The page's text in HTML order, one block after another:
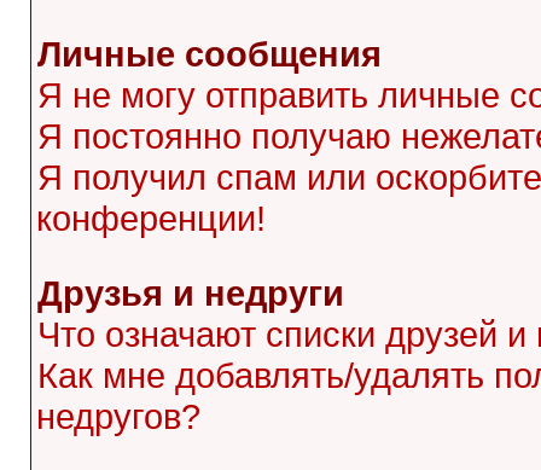
Личные сообщения
Я не могу отправить личные
Я постоянно получаю
Я получил спам или
конференции!
Друзья и недруги
Что означают списки друзей и
Как мне добавлять/удалять
недругов?